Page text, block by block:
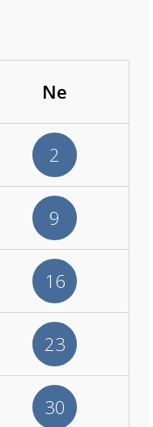
Ne
2
9
16
23
30